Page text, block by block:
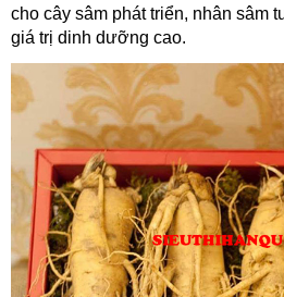
cho cây sâm phát triển, nhân sâm
giá trị dinh dưỡng cao.